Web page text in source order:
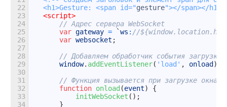
22
23
24
25
26
27
28
29
30
31
32
33
34
<h1>Gesture: <span id="gesture"></span></h1>
<script>
// Адрес сервера WebSocket
var gateway = `ws : //
var websocket ;
// Добавляем обработчик события загрузки
window. addEventListener( 'load' , onload )
// Функция вызывается при загрузке окна
function onload (event)
{
initWebSocket ( ) ;
}